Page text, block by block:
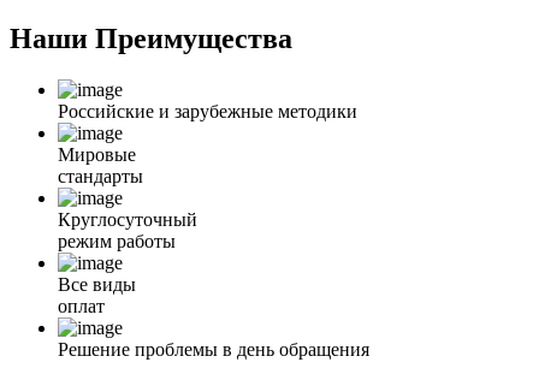
Наши Преимущества
Российские и зарубежные методики
Мировые
стандарты
Круглосуточный
режим работы
Все виды
оплат
Решение проблемы в день обращения